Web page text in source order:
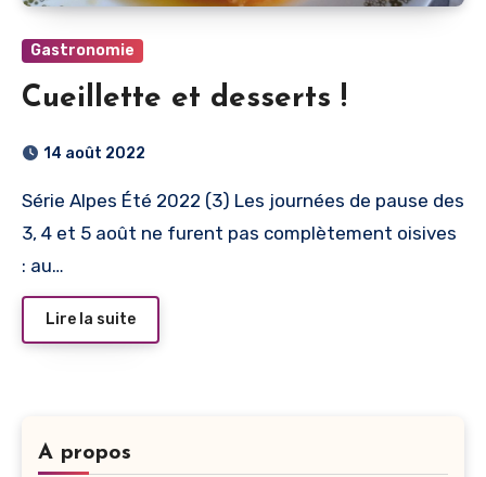
Gastronomie
Cueillette et desserts !
14 août 2022
Série Alpes Été 2022 (3) Les journées de pause des
3, 4 et 5 août ne furent pas complètement oisives
: au…
Lire la suite
A propos